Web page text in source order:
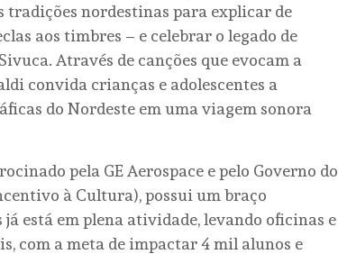
tradições nordestinas para explicar de
aos timbres – e celebrar o legado de
Através de canções que evocam a
convida crianças e adolescentes a
do Nordeste em uma viagem sonora
pela GE Aerospace e pelo Governo do
à Cultura), possui um braço
está em plena atividade, levando oficinas e
com a meta de impactar 4 mil alunos e